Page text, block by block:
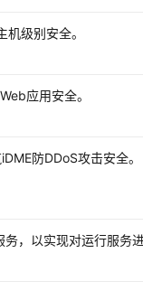
机级别安全。
Web应用安全。
iDME防DDoS攻击安全。
务，以实现对运行服务